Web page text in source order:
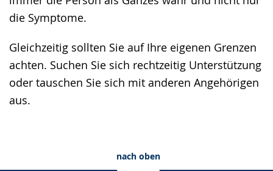
die Symptome.
Gleichzeitig sollten Sie auf Ihre eigenen Grenzen
achten. Suchen Sie sich rechtzeitig Unterstützung
oder tauschen Sie sich mit anderen Angehörigen
aus.
nach oben